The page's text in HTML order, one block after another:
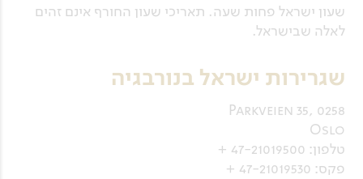
שעון ישראל פחות שעה. תאריכי שעון החורף אינם זהים
לאלה שבישראל.
שגרירות ישראל בנורבגיה
Parkveien 35, 0258
Oslo
טלפון: 47-21019500 +
פקס: 47-21019530 +